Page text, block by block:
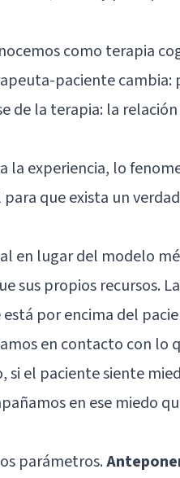
como terapia
paciente cambia:
de la terapia: la relación
la experiencia, lo
que exista un
en lugar del modelo
sus propios recursos.
por encima del
en contacto con lo
si el paciente siente
en ese miedo
parámetros.